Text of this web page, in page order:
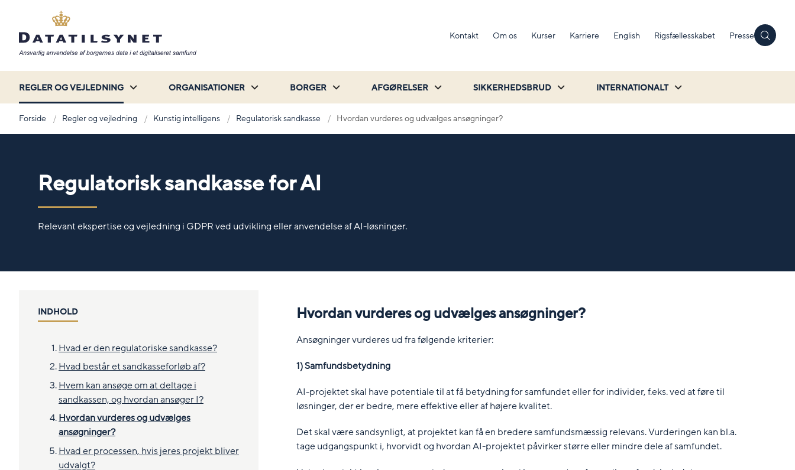
Kontakt Om os Kurser Karriere English Rigsfællesskabet Presse
REGLER OG VEJLEDNING ORGANISATIONER BORGER AFGØRELSER SIKKERHEDSBRUD INTERNATIONALT
Forside Regler og vejledning Kunstig intelligens Regulatorisk sandkasse Hvordan vurderes og udvælges ansøgninger?
Regulatorisk sandkasse for AI
Relevant ekspertise og vejledning i GDPR ved udvikling eller anvendelse af AI-løsninger.
INDHOLD
Hvad er den regulatoriske sandkasse?
Hvad består et sandkasseforløb af?
Hvem kan ansøge om at deltage i
sandkassen, og hvordan ansøger I?
Hvordan vurderes og udvælges
ansøgninger?
Hvad er processen, hvis jeres projekt bliver
udvalgt?
Hvordan vurderes og udvælges ansøgninger?
Ansøgninger vurderes ud fra følgende kriterier:
1) Samfundsbetydning
AI-projektet skal have potentiale til at få betydning for samfundet eller for individer, f.eks. ved at føre til
løsninger, der er bedre, mere effektive eller af højere kvalitet.
Det skal være sandsynligt, at projektet kan få en bredere samfundsmæssig relevans. Vurderingen kan bl.a.
tage udgangspunkt i, hvorvidt og hvordan AI-projektet påvirker større eller mindre dele af samfundet.